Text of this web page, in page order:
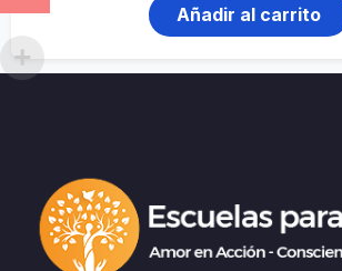
Añadir al carrito